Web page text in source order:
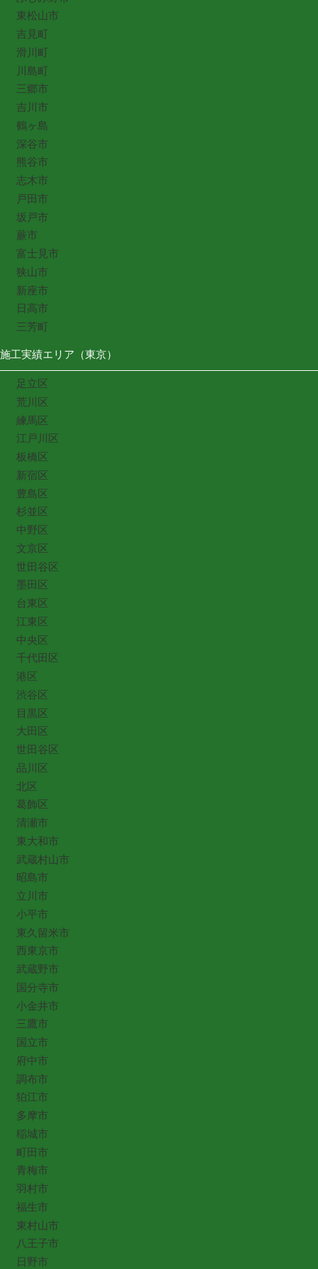
東松山市
吉見町
滑川町
川島町
三郷市
吉川市
鶴ヶ島
深谷市
熊谷市
志木市
戸田市
坂戸市
蕨市
富士見市
狭山市
新座市
日高市
三芳町
施工実績エリア（東京）
足立区
荒川区
練馬区
江戸川区
板橋区
新宿区
豊島区
杉並区
中野区
文京区
世田谷区
墨田区
台東区
江東区
中央区
千代田区
港区
渋谷区
目黒区
大田区
世田谷区
品川区
北区
葛飾区
清瀬市
東大和市
武蔵村山市
昭島市
立川市
小平市
東久留米市
西東京市
武蔵野市
国分寺市
小金井市
三鷹市
国立市
府中市
調布市
狛江市
多摩市
稲城市
町田市
青梅市
羽村市
福生市
東村山市
八王子市
日野市